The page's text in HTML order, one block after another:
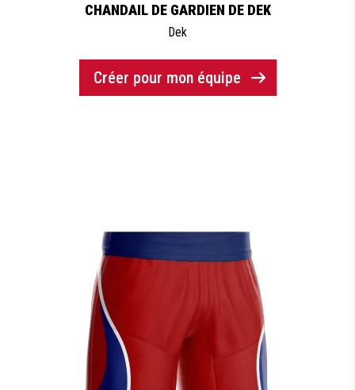
CHANDAIL DE GARDIEN DE DEK
Dek
Créer pour mon équipe